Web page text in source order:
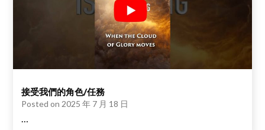
接受我們的角色/任務
Posted on 2025 年 7 月 18 日
…